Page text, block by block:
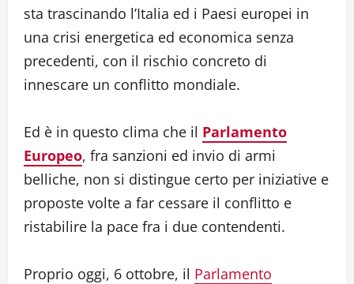
sta trascinando l’Italia ed i Paesi europei in
una crisi energetica ed economica senza
precedenti, con il rischio concreto di
innescare un conflitto mondiale.
Ed è in questo clima che il Parlamento
Europeo, fra sanzioni ed invio di armi
belliche, non si distingue certo per iniziative e
proposte volte a far cessare il conflitto e
ristabilire la pace fra i due contendenti.
Proprio oggi, 6 ottobre, il Parlamento